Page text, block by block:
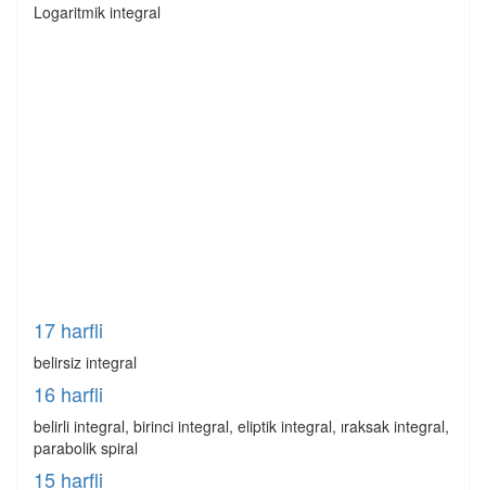
Logaritmik integral
17 harfli
belirsiz integral
16 harfli
belirli integral, birinci integral, eliptik integral, ıraksak integral,
parabolik spiral
15 harfli